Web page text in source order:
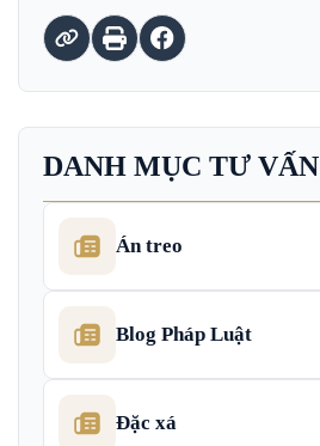
DANH MỤC TƯ VẤN
Án treo
Blog Pháp Luật
Đặc xá